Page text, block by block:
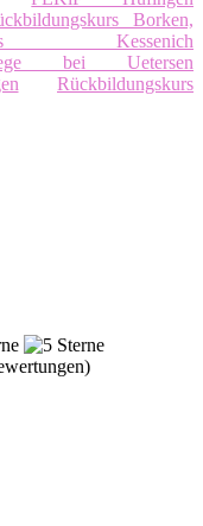
Borken,
Kessenich
bei Uetersen
Rückbildungskurs